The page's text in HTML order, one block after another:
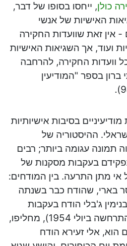
כולן, ייחסו בסופו של דבר,
האישיות של אנשי
- אין זאת שוועדות החקירה
ועוד, אך השגיאות האישיות
וועדות החקירה, להרחבה
בספר "המודיעין
בסיבות אישיותיות
ההיסטוריה של
תמונה עגומה ביותר; רבים
בעקבות מסקנות של
אי מתן התרעה. בין המודחים:
בארי, שהודח כבר בשנתה
ג'בלי הודח בעקבות
פרשיית עסק הביש (שהתרחשה ביולי 1954), מחליפו,
הוא, אלי זעירא הודח